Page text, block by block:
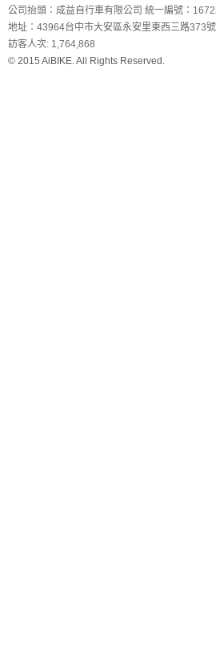
公司抬頭：成益自行車有限公司 統一編號：
地址：43964台中市大安區永安里東西三路
訪客人次: 1,764,868
© 2015 AiBIKE. All Rights Reserved.